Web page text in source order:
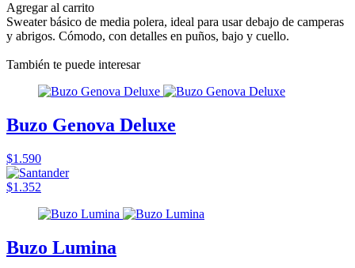
Agregar al carrito
Sweater básico de media polera, ideal para usar debajo de camperas
y abrigos. Cómodo, con detalles en puños, bajo y cuello.
También te puede interesar
Buzo Genova Deluxe
$1.590
$1.352
Buzo Lumina